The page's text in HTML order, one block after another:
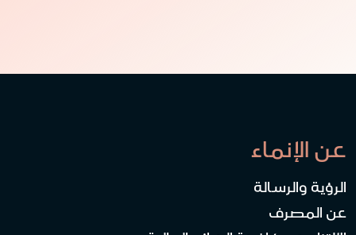
عن الإنماء
الرؤية والرسالة
عن المصرف